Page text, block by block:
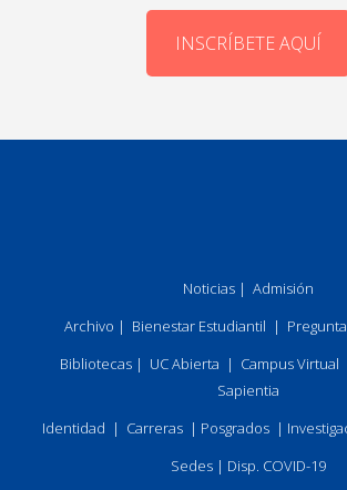
INSCRÍBETE AQUÍ
Noticias | Admisión
Archivo | Bienestar Estudiantil |
Bibliotecas| UC Abierta | Campus Virtual
Sapientia
Identidad | Carreras | Posgrados |
Sedes | Disp. COVID-19